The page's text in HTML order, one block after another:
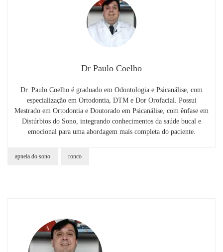
Dr Paulo Coelho
Dr. Paulo Coelho é graduado em Odontologia e Psicanálise, com
especialização em Ortodontia, DTM e Dor Orofacial. Possui
Mestrado em Ortodontia e Doutorado em Psicanálise, com ênfase em
Distúrbios do Sono, integrando conhecimentos da saúde bucal e
emocional para uma abordagem mais completa do paciente.
apneia do sono ronco